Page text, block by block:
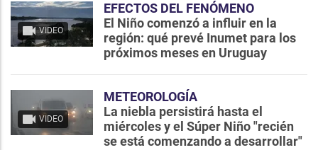
VIDEO
EFECTOS DEL FENÓMENO
El Niño comenzó a influir en la
región: qué prevé Inumet para los
próximos meses en Uruguay
VIDEO
METEOROLOGÍA
La niebla persistirá hasta el
miércoles y el Súper Niño "recién
se está comenzando a desarrollar"